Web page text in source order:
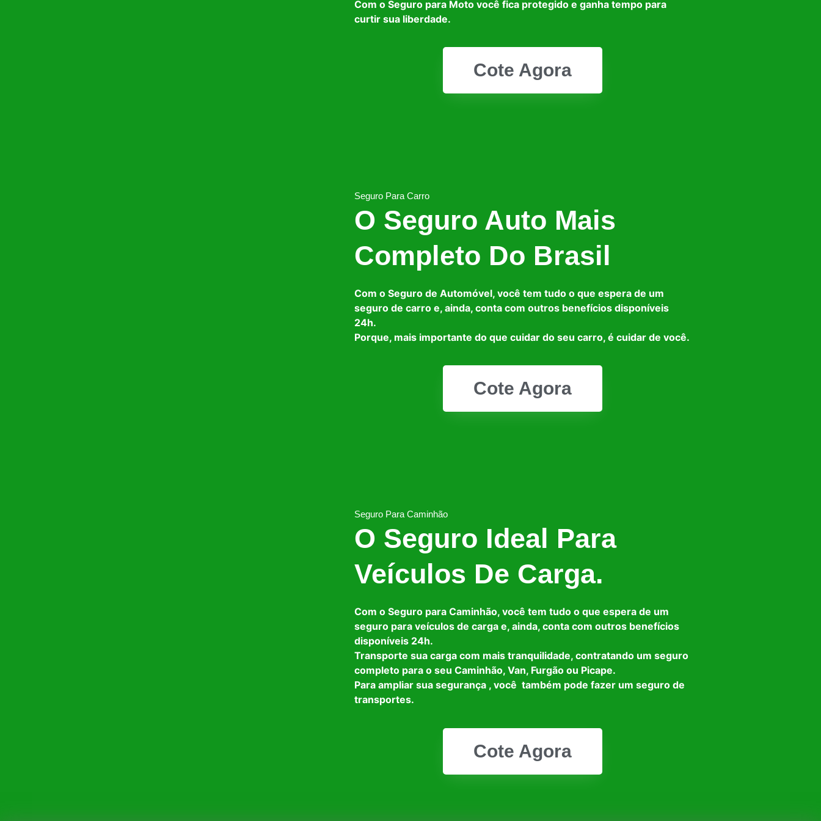
Com o Seguro para Moto você fica protegido e ganha tempo para
curtir sua liberdade.
Cote Agora
Seguro Para Carro
O Seguro Auto Mais
Completo Do Brasil
Com o Seguro de Automóvel, você tem tudo o que espera de um
seguro de carro e, ainda, conta com outros benefícios disponíveis
24h.
Porque, mais importante do que cuidar do seu carro, é cuidar de você.
Cote Agora
Seguro Para Caminhão
O Seguro Ideal Para
Veículos De Carga.
Com o Seguro para Caminhão, você tem tudo o que espera de um
seguro para veículos de carga e, ainda, conta com outros benefícios
disponíveis 24h.
Transporte sua carga com mais tranquilidade, contratando um seguro
completo para o seu Caminhão, Van, Furgão ou Picape.
Para ampliar sua segurança , você também pode fazer um seguro de
transportes.
Cote Agora